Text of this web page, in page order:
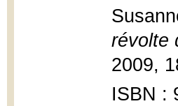
révolte
2009,
ISBN :